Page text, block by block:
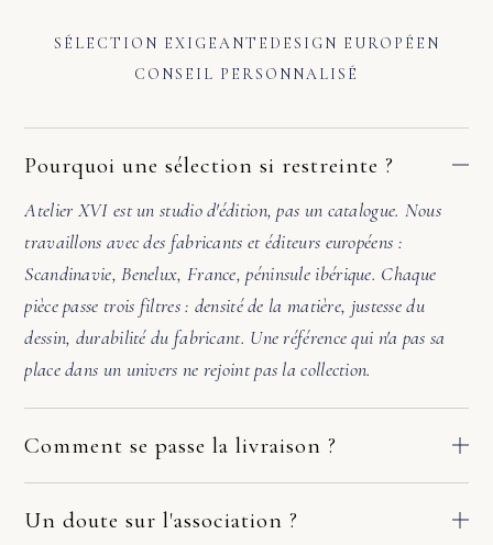
SÉLECTION EXIGEANTE DESIGN EUROPÉEN
CONSEIL PERSONNALISÉ
Pourquoi une sélection si restreinte ?
Atelier XVI est un studio d'édition, pas un catalogue. Nous
travaillons avec des fabricants et éditeurs européens :
Scandinavie, Benelux, France, péninsule ibérique. Chaque
pièce passe trois filtres : densité de la matière, justesse du
dessin, durabilité du fabricant. Une référence qui n'a pas sa
place dans un univers ne rejoint pas la collection.
Comment se passe la livraison ?
européens. Le délai dépend du fabricant et de votre adresse :
Un doute sur l'association ?